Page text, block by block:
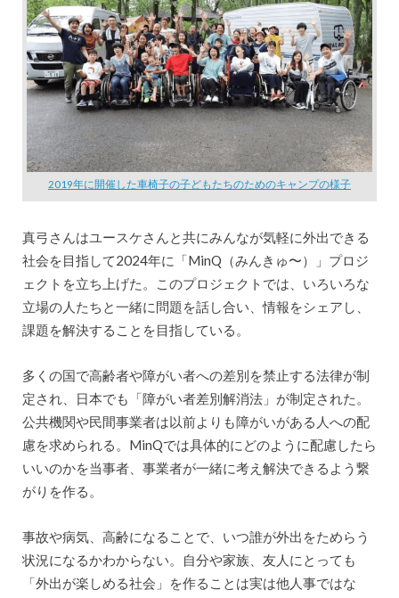
2019年に開催した車椅子の子どもたちのためのキャンプの様子
真弓さんはユースケさんと共にみんなが気軽に外出できる
社会を目指して2024年に「MinQ（みんきゅ〜）」プロジ
ェクトを立ち上げた。このプロジェクトでは、いろいろな
立場の人たちと一緒に問題を話し合い、情報をシェアし、
課題を解決することを目指している。
多くの国で高齢者や障がい者への差別を禁止する法律が制
定され、日本でも「障がい者差別解消法」が制定された。
公共機関や民間事業者は以前よりも障がいがある人への配
慮を求められる。MinQでは具体的にどのように配慮したら
いいのかを当事者、事業者が一緒に考え解決できるよう繋
がりを作る。
事故や病気、高齢になることで、いつ誰が外出をためらう
状況になるかわからない。自分や家族、友人にとっても
「外出が楽しめる社会」を作ることは実は他人事ではな